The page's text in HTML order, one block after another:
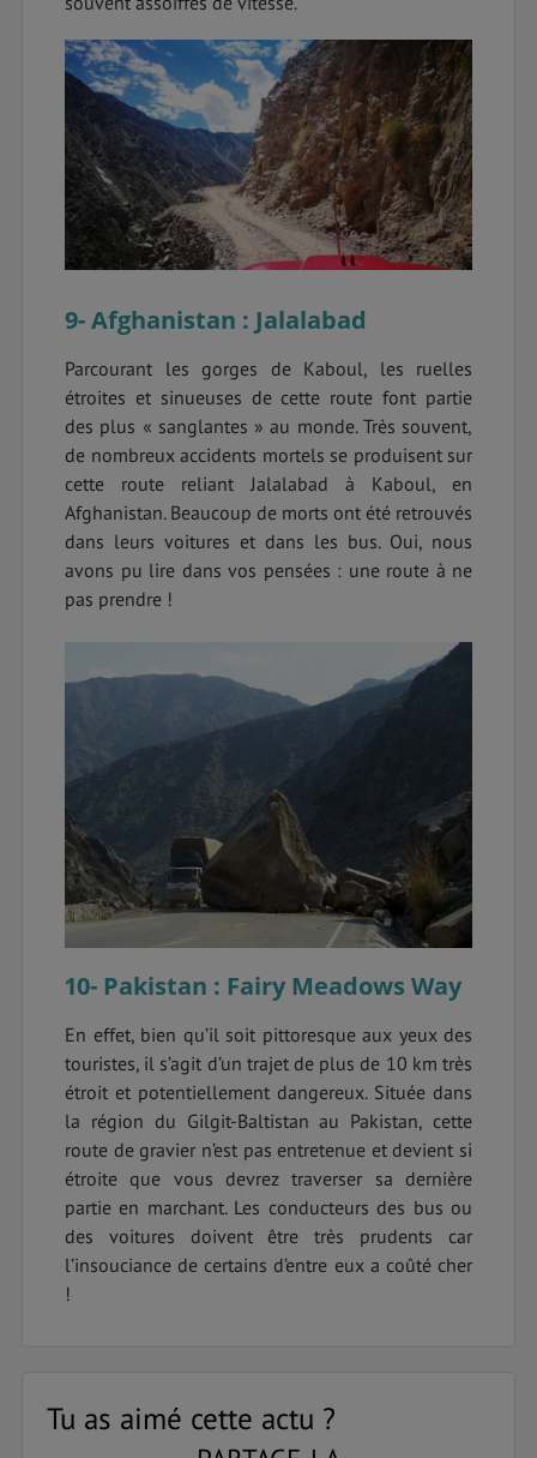
9- Afghanistan : Jalalabad
Parcourant les gorges de Kaboul, les ruelles
étroites et sinueuses de cette route font partie
des plus « sanglantes » au monde. Très souvent,
de nombreux accidents mortels se produisent sur
cette route reliant Jalalabad à Kaboul, en
Afghanistan. Beaucoup de morts ont été retrouvés
dans leurs voitures et dans les bus. Oui, nous
avons pu lire dans vos pensées : une route à ne
pas prendre !
10- Pakistan : Fairy Meadows Way
En effet, bien qu’il soit pittoresque aux yeux des
touristes, il s’agit d’un trajet de plus de 10 km très
étroit et potentiellement dangereux. Située dans
la région du Gilgit-Baltistan au Pakistan, cette
route de gravier n’est pas entretenue et devient si
étroite que vous devrez traverser sa dernière
partie en marchant. Les conducteurs des bus ou
des voitures doivent être très prudents car
l’insouciance de certains d’entre eux a coûté cher
!
Tu as aimé cette actu ?